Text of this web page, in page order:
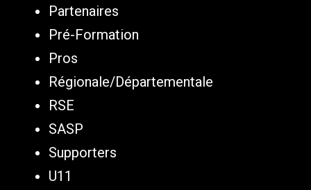
Partenaires
Pré-Formation
Pros
Régionale/Départementale
RSE
SASP
Supporters
U11